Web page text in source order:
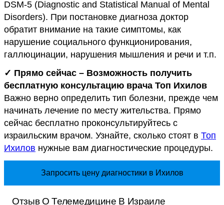
DSM-5 (Diagnostic and Statistical Manual of Mental
Disorders). При постановке диагноза доктор
обратит внимание на такие симптомы, как
нарушение социального функционирования,
галлюцинации, нарушения мышления и речи и т.п.
✓ Прямо сейчас – Возможность получить
бесплатную консультацию врача Топ Ихилов
Важно верно определить тип болезни, прежде чем
начинать лечение по месту жительства. Прямо
сейчас бесплатно проконсультируйтесь с
израильским врачом. Узнайте, сколько стоят в Топ
Ихилов нужные вам диагностические процедуры.
Запросить цену диагностики в Ихилов
Отзыв О Телемедицине В Израиле